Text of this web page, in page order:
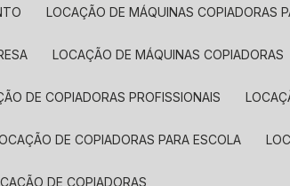
LOCAÇÃO DE MÁQUINAS COPIADORAS
LOCAÇÃO DE MÁQUINAS COPIADORAS
DE COPIADORAS PROFISSIONAIS
DE COPIADORAS PARA ESCOLA
DE COPIADORAS